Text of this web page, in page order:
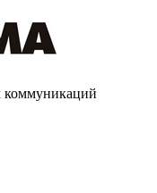
коммуникаций